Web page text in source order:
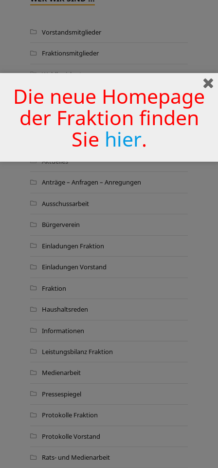
Vorstandsmitglieder
Fraktionsmitglieder
Wahlkreiskarte
THEMEN
Aktuelles
Anträge – Anfragen – Anregungen
Ausschussarbeit
Bürgerverein
Einladungen Fraktion
Einladungen Vorstand
Fraktion
Haushaltsreden
Informationen
Leistungsbilanz Fraktion
Medienarbeit
Pressespiegel
Protokolle Fraktion
Protokolle Vorstand
Rats- und Medienarbeit
Die neue Homepage
der Fraktion finden
Sie hier.